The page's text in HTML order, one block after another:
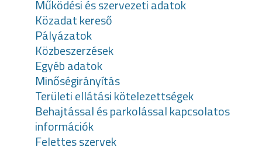
Működési és szervezeti adatok
Közadat kereső
Pályázatok
Közbeszerzések
Egyéb adatok
Minőségirányítás
Területi ellátási kötelezettségek
Behajtással és parkolással kapcsolatos
információk
Felettes szervek